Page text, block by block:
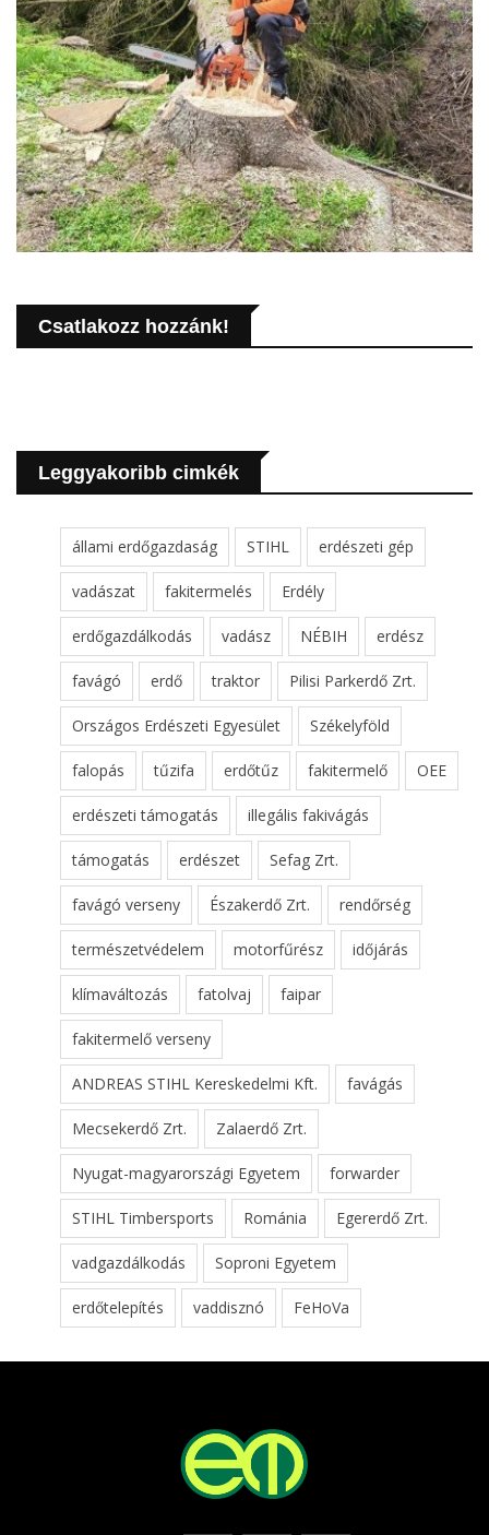
Csatlakozz hozzánk!
Leggyakoribb cimkék
állami erdőgazdaság STIHL erdészeti gép
vadászat fakitermelés Erdély
erdőgazdálkodás vadász NÉBIH erdész
favágó erdő traktor Pilisi Parkerdő Zrt.
Országos Erdészeti Egyesület Székelyföld
falopás tűzifa erdőtűz fakitermelő OEE
erdészeti támogatás illegális fakivágás
támogatás erdészet Sefag Zrt.
favágó verseny Északerdő Zrt. rendőrség
természetvédelem motorfűrész időjárás
klímaváltozás fatolvaj faipar
fakitermelő verseny
ANDREAS STIHL Kereskedelmi Kft. favágás
Mecsekerdő Zrt. Zalaerdő Zrt.
Nyugat-magyarországi Egyetem forwarder
STIHL Timbersports Románia Egererdő Zrt.
vadgazdálkodás Soproni Egyetem
erdőtelepítés vaddisznó FeHoVa